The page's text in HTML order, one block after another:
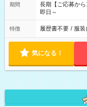
期間
長期【ご応募か
即日～
特徴 履歴書不要 / 服装
気になる！